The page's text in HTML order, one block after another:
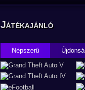
Játékajánló
Népszerű